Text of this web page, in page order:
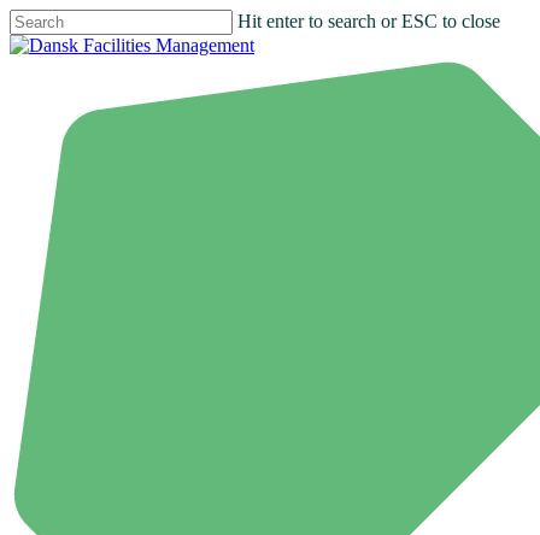
Hit enter to search or ESC to close
Close